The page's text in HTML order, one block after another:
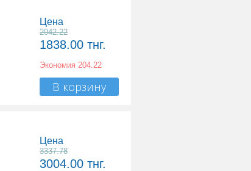
Цена
2042.22
1838.00 тнг.
Экономия 204.22
В корзину
Цена
3337.78
3004.00 тнг.